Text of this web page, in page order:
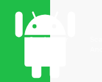
Scarica per